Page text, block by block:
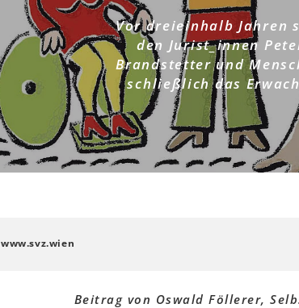
Vor dreieinhalb Jahren
den Jurist_innen
Brandstetter und
schließlich das
www.svz.wien
Beitrag von Oswald Föllerer,